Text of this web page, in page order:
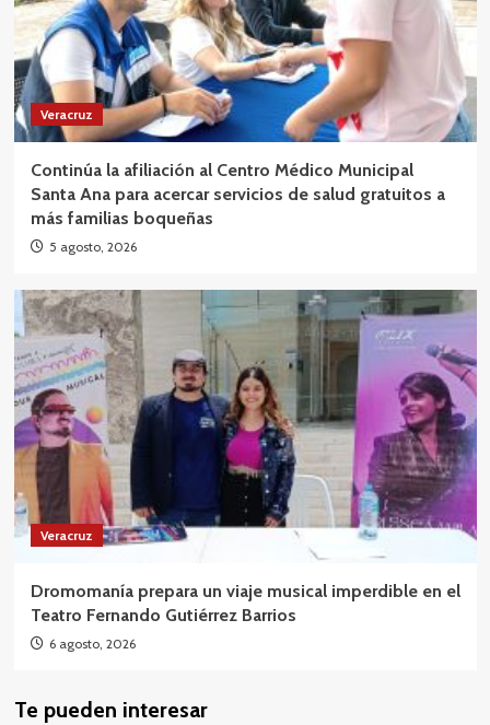
Veracruz
Continúa la afiliación al Centro Médico Municipal
Santa Ana para acercar servicios de salud gratuitos a
más familias boqueñas
5 agosto, 2026
Veracruz
Dromomanía prepara un viaje musical imperdible en el
Teatro Fernando Gutiérrez Barrios
6 agosto, 2026
Te pueden interesar